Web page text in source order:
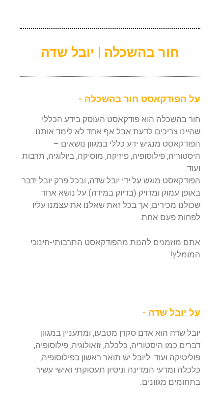
חור בהשכלה | יובל שדה
על הפודקאסט חור בהשכלה -
חור בהשכלה הוא פודקאסט העוסק בידע הכללי
שהיינו צריכים לדעת אבל אף אחד לא לימד אותנו.
הפודקאסט מנגיש ידע כללי במגוון נושאים –
היסטוריה, פילוסופיה, פיזיקה, מוסיקה, ביולוגיה, תרבות
ועוד.
הפודקאסט מוגש על ידי יובל שדה, ובכל פרק יובל ידבר
באופן עמוק ומדויק (בדיוק במידה) על נושא אחד
שכולנו מכירים, אך בכל זאת שאלנו את עצמנו עליו
לפחות פעם אחת.
אתם מוזמנים להנות מהפודקאסט התרבותי-חינוכי
המומלץ!
על יובל שדה -
יובל שדה הוא אדם סקרן מטבעו, ומתעניין במגוון
דברים כמו היסטוריה, כלכלה, זואולוגיה, פילוסופיה,
פוליטיקה ועוד. ליובל יש תואר ראשון בפילוסופיה,
כלכלה ומדעי המדינה וניסיון תעסוקתי ואישי עשיר
בתחומים מגוונים.